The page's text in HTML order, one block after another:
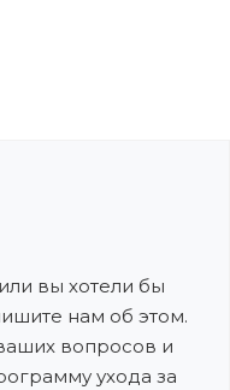
вы хотели бы
нам об этом.
вопросов и
ухода за